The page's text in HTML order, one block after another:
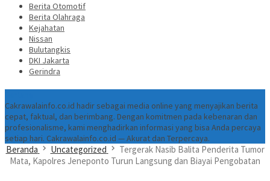
Berita Otomotif
Berita Olahraga
Kejahatan
Nissan
Bulutangkis
DKI Jakarta
Gerindra
Cakrawalainfo.co.id hadir sebagai media online yang menyajikan berita
cepat, faktual, dan berimbang. Dengan komitmen pada kebenaran dan
profesionalisme, kami menghadirkan informasi yang bisa Anda percaya
setiap hari. Cakrawalainfo.co.id — Akurat dan Terpercaya.
Beranda Uncategorized
Tergerak Nasib Balita Penderita Tumor
Mata, Kapolres Jeneponto Turun Langsung dan Biayai Pengobatan